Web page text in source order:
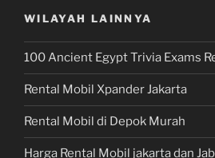
WILAYAH LAINNYA
100 Ancient Egypt Trivia Exams
Rental Mobil Xpander Jakarta
Rental Mobil di Depok Murah
Harga Rental Mobil jakarta dan